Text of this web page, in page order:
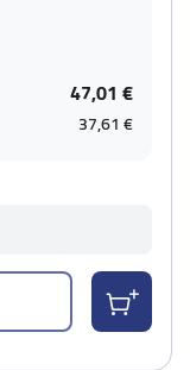
47,01 €
37,61 €